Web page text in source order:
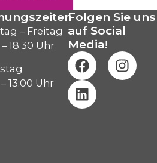
– Freitag
18:30 Uhr
13:00 Uhr
Folgen Sie uns
auf Social
Media!